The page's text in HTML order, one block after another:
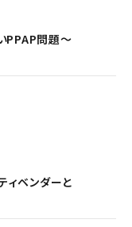
PPAP問題～
ィベンダーと
PPAP問題～
ィベンダーと
ベンダーと
～信用しない